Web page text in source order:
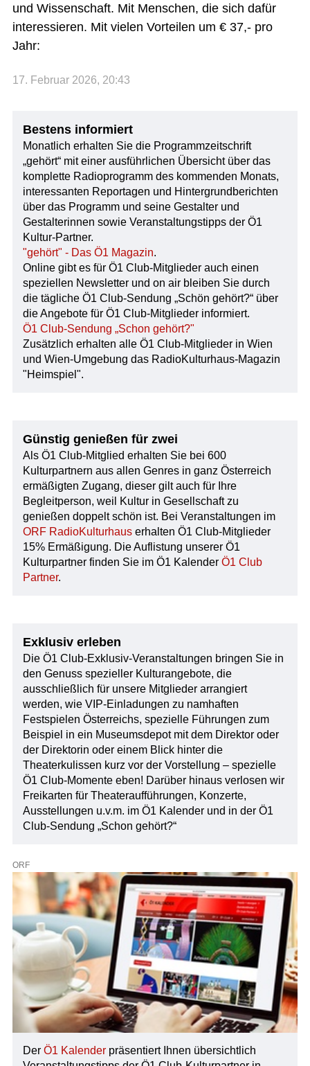
und Wissenschaft. Mit Menschen, die sich dafür
interessieren. Mit vielen Vorteilen um € 37,- pro
Jahr:
17. Februar 2026, 20:43
Bestens informiert
Monatlich erhalten Sie die Programmzeitschrift
„gehört“ mit einer ausführlichen Übersicht über das
komplette Radioprogramm des kommenden Monats,
interessanten Reportagen und Hintergrundberichten
über das Programm und seine Gestalter und
Gestalterinnen sowie Veranstaltungstipps der Ö1
Kultur-Partner.
"gehört" - Das Ö1 Magazin.
Online gibt es für Ö1 Club-Mitglieder auch einen
speziellen Newsletter und on air bleiben Sie durch
die tägliche Ö1 Club-Sendung „Schön gehört?“ über
die Angebote für Ö1 Club-Mitglieder informiert.
Ö1 Club-Sendung „Schon gehört?"
Zusätzlich erhalten alle Ö1 Club-Mitglieder in Wien
und Wien-Umgebung das RadioKulturhaus-Magazin
"Heimspiel".
Günstig genießen für zwei
Als Ö1 Club-Mitglied erhalten Sie bei 600
Kulturpartnern aus allen Genres in ganz Österreich
ermäßigten Zugang, dieser gilt auch für Ihre
Begleitperson, weil Kultur in Gesellschaft zu
genießen doppelt schön ist. Bei Veranstaltungen im
ORF RadioKulturhauserhalten Ö1 Club-Mitglieder
15% Ermäßigung. Die Auflistung unserer Ö1
Kulturpartner finden Sie im Ö1 Kalender Ö1 Club
Partner.
Exklusiv erleben
Die Ö1 Club-Exklusiv-Veranstaltungen bringen Sie in
den Genuss spezieller Kulturangebote, die
ausschließlich für unsere Mitglieder arrangiert
werden, wie VIP-Einladungen zu namhaften
Festspielen Österreichs, spezielle Führungen zum
Beispiel in ein Museumsdepot mit dem Direktor oder
der Direktorin oder einem Blick hinter die
Theaterkulissen kurz vor der Vorstellung – spezielle
Ö1 Club-Momente eben! Darüber hinaus verlosen wir
Freikarten für Theateraufführungen, Konzerte,
Ausstellungen u.v.m. im Ö1 Kalender und in der Ö1
Club-Sendung „Schon gehört?“
ORF
Der Ö1 Kalenderpräsentiert Ihnen übersichtlich